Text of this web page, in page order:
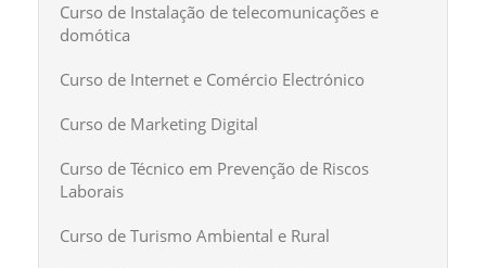
Curso de Instalação de telecomunicações e
domótica
Curso de Internet e Comércio Electrónico
Curso de Marketing Digital
Curso de Técnico em Prevenção de Riscos
Laborais
Curso de Turismo Ambiental e Rural